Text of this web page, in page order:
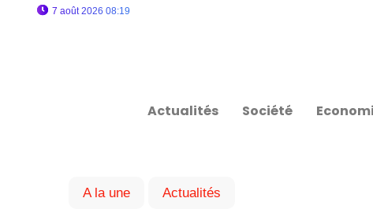
7 août 2026 08:19
Actualités Société
A la une Actualités